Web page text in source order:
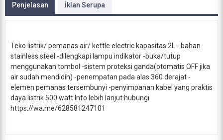
Penjelasan İklan Serupa
Teko listrik/ pemanas air/ kettle electric kapasitas 2L - bahan
stainless steel -dilengkapi lampu indikator -buka/tutup
menggunakan tombol -sistem proteksi ganda(otomatis OFF jika
air sudah mendidih) -penempatan pada alas 360 derajat -
elemen pemanas tersembunyi -penyimpanan kabel yang praktis
daya listrik 500 watt Info lebih lanjut hubungi
https://wa.me/628581247101